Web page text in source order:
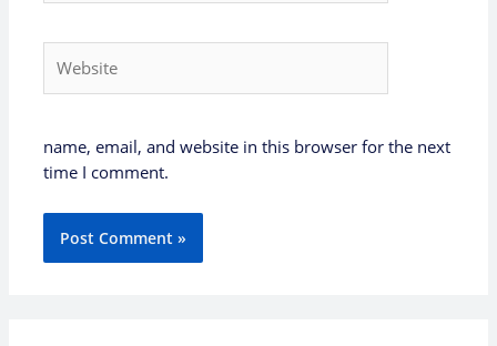
name, email, and website in this browser for the next
time I comment.